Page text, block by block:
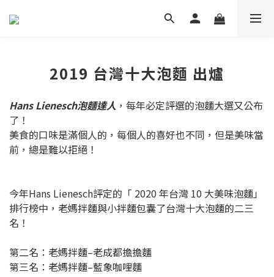
2019 台灣十大泡麵 出爐
Hans Lienesch泡麵達人 ，每年必定評選的泡麵大選又公布
了！
美食的口味是滿個人的，每個人的喜好也不同，但是美味當
前，總是難以拒絕！
今年Hans Lienesch評定的「 2020 年台灣 10 大美味泡麵」
排行榜中，老媽拌麵與小拌麵包囊了台灣十大泡麵的二三
名！
第二名：老媽拌麵–老成都擔擔麵
第三名：老媽拌麵–藍象咖哩麵